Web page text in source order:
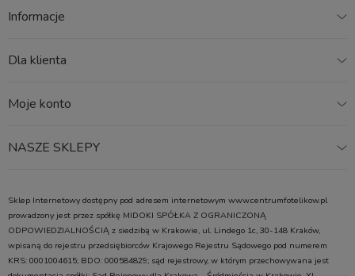
Informacje
Dla klienta
Moje konto
NASZE SKLEPY
Sklep Internetowy dostępny pod adresem internetowym www.centrumfotelikow.pl
prowadzony jest przez spółkę MIDOKI SPÓŁKA Z OGRANICZONĄ
ODPOWIEDZIALNOŚCIĄ z siedzibą w Krakowie, ul. Lindego 1c, 30-148 Kraków,
wpisaną do rejestru przedsiębiorców Krajowego Rejestru Sądowego pod numerem
KRS: 0001004615; BDO: 000584829; sąd rejestrowy, w którym przechowywana jest